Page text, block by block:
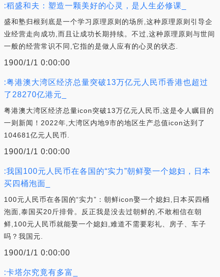
:稻盛和夫：塑造一颗美好的心灵，是人生必修课_
盛和塾归根到底是一个学习原理原则的场所,这种原理原则引导企
业经营走向成功,而且让成功长期持续。不过,这种原理原则与世间
一般的经营常识不同,它指的是做人应有的心灵的状态.
1900/1/1 0:00:00
:粤港澳大湾区经济总量突破13万亿元人民币香港也超过
了28270亿港元_
粤港澳大湾区经济总量icon突破13万亿元人民币,这是令人瞩目的
一则新闻！2022年,大湾区内地9市的地区生产总值icon达到了
104681亿元人民币.
1900/1/1 0:00:00
:我国100元人民币在各国的“实力”朝鲜娶一个媳妇，日本
买四桶泡面_
100元人民币在各国的“实力”：朝鲜icon娶一个媳妇,日本买四桶
泡面,泰国买20斤排骨。反正我是没去过朝鲜的,不敢相信在朝
鲜,100元人民币就能娶一个媳妇,难道不需要彩礼、房子、车子
吗？我国元.
1900/1/1 0:00:00
:卡塔尔究竟有多富_